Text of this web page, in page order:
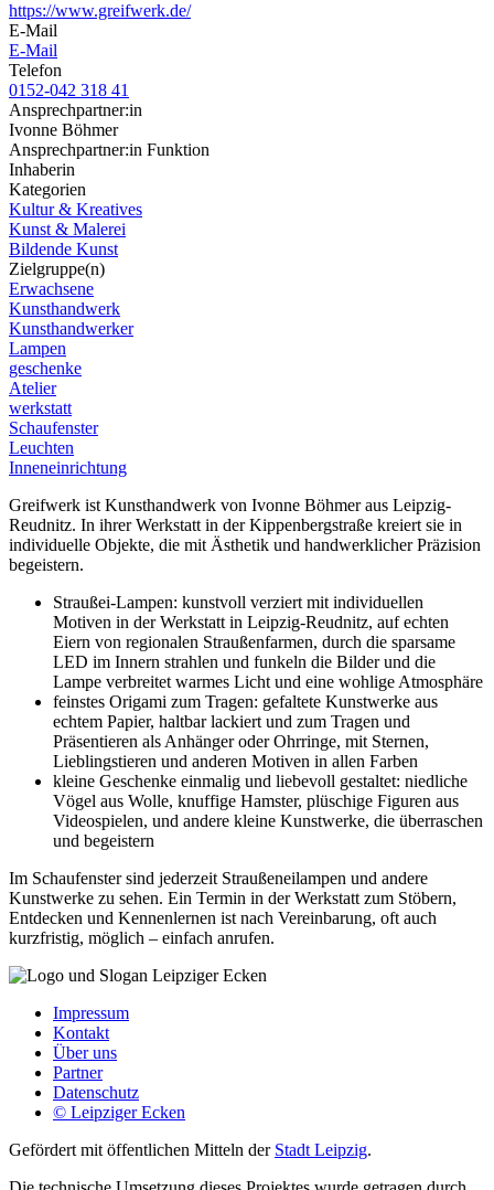
https://www.greifwerk.de/
E-Mail
E-Mail
Telefon
0152-042 318 41
Ansprechpartner:in
Ivonne Böhmer
Ansprechpartner:in Funktion
Inhaberin
Kategorien
Kultur & Kreatives
Kunst & Malerei
Bildende Kunst
Zielgruppe(n)
Erwachsene
Kunsthandwerk
Kunsthandwerker
Lampen
geschenke
Atelier
werkstatt
Schaufenster
Leuchten
Inneneinrichtung
Greifwerk ist Kunsthandwerk von Ivonne Böhmer aus Leipzig-
Reudnitz. In ihrer Werkstatt in der Kippenbergstraße kreiert sie in
individuelle Objekte, die mit Ästhetik und handwerklicher Präzision
begeistern.
Straußei-Lampen: kunstvoll verziert mit individuellen
Motiven in der Werkstatt in Leipzig-Reudnitz, auf echten
Eiern von regionalen Straußenfarmen, durch die sparsame
LED im Innern strahlen und funkeln die Bilder und die
Lampe verbreitet warmes Licht und eine wohlige Atmosphäre
feinstes Origami zum Tragen: gefaltete Kunstwerke aus
echtem Papier, haltbar lackiert und zum Tragen und
Präsentieren als Anhänger oder Ohrringe, mit Sternen,
Lieblingstieren und anderen Motiven in allen Farben
kleine Geschenke einmalig und liebevoll gestaltet: niedliche
Vögel aus Wolle, knuffige Hamster, plüschige Figuren aus
Videospielen, und andere kleine Kunstwerke, die überraschen
und begeistern
Im Schaufenster sind jederzeit Straußeneilampen und andere
Kunstwerke zu sehen. Ein Termin in der Werkstatt zum Stöbern,
Entdecken und Kennenlernen ist nach Vereinbarung, oft auch
kurzfristig, möglich – einfach anrufen.
Impressum
Kontakt
Über uns
Partner
Datenschutz
© Leipziger Ecken
Gefördert mit öffentlichen Mitteln der Stadt Leipzig.